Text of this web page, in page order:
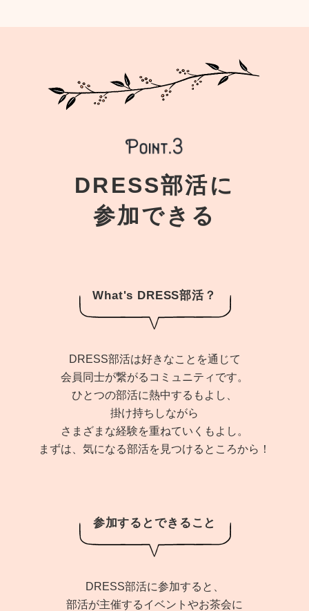
DRESS部活に
参加できる
What's DRESS部活？
DRESS部活は好きなことを通じて
会員同士が繋がるコミュニティです。
ひとつの部活に熱中するもよし、
掛け持ちしながら
さまざまな経験を重ねていくもよし。
まずは、気になる部活を見つけるところから！
参加するとできること
DRESS部活に参加すると、
部活が主催するイベントやお茶会に